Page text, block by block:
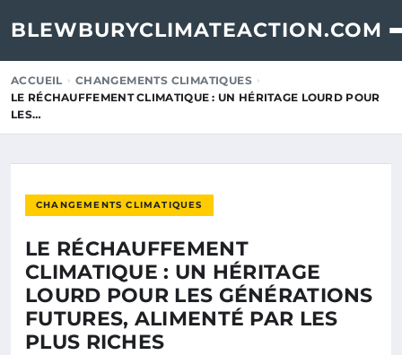
BLEWBURYCLIMATEACTION.COM
ACCUEIL
CHANGEMENTS CLIMATIQUES
LE RÉCHAUFFEMENT CLIMATIQUE : UN HÉRITAGE LOURD POUR
LES…
CHANGEMENTS CLIMATIQUES
LE RÉCHAUFFEMENT
CLIMATIQUE : UN HÉRITAGE
LOURD POUR LES GÉNÉRATIONS
FUTURES, ALIMENTÉ PAR LES
PLUS RICHES